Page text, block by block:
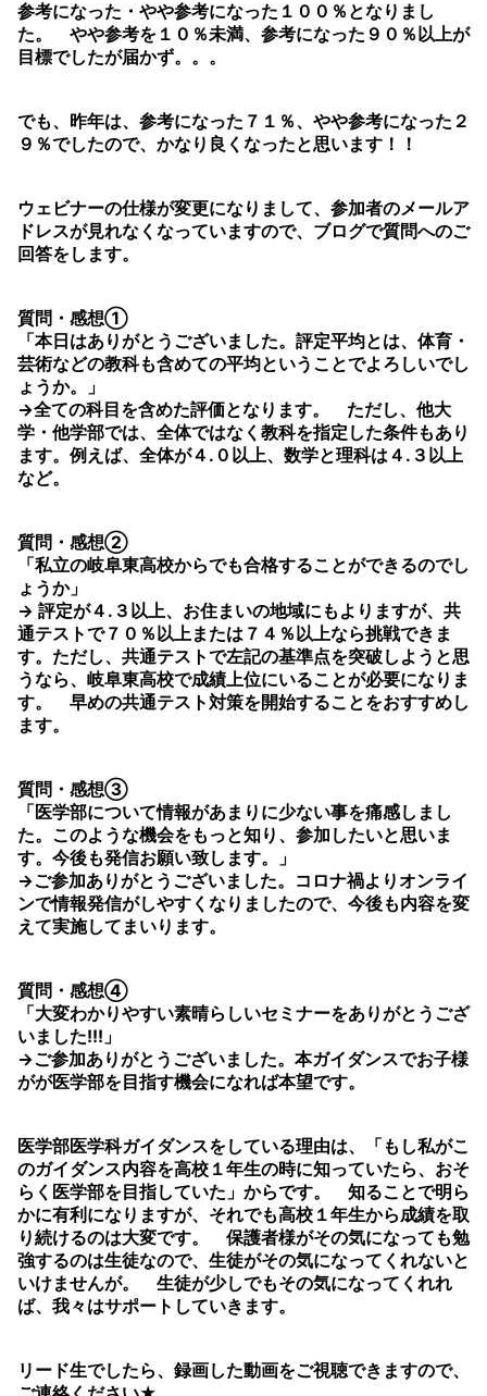
参考になった・やや参考になった１００％となりまし
た。 やや参考を１０％未満、参考になった９０％以上が
目標でしたが届かず。。。
でも、昨年は、参考になった７１％、やや参考になった２
９％でしたので、かなり良くなったと思います！！
ウェビナーの仕様が変更になりまして、参加者のメールア
ドレスが見れなくなっていますので、ブログで質問へのご
回答をします。
質問・感想①
「本日はありがとうございました。評定平均とは、体育・
芸術などの教科も含めての平均ということでよろしいでし
ょうか。」
→全ての科目を含めた評価となります。 ただし、他大
学・他学部では、全体ではなく教科を指定した条件もあり
ます。例えば、全体が４.０以上、数学と理科は４.３以上
など。
質問・感想②
「私立の岐阜東高校からでも合格することができるのでし
ょうか」
→ 評定が４.３以上、お住まいの地域にもよりますが、共
通テストで７０％以上または７４％以上なら挑戦できま
す。ただし、共通テストで左記の基準点を突破しようと思
うなら、岐阜東高校で成績上位にいることが必要になりま
す。 早めの共通テスト対策を開始することをおすすめし
ます。
質問・感想③
「医学部について情報があまりに少ない事を痛感しまし
た。このような機会をもっと知り、参加したいと思いま
す。今後も発信お願い致します。」
→ご参加ありがとうございました。コロナ禍よりオンライ
ンで情報発信がしやすくなりましたので、今後も内容を変
えて実施してまいります。
質問・感想④
「大変わかりやすい素晴らしいセミナーをありがとうござ
いました!!!」
→ご参加ありがとうございました。本ガイダンスでお子様
がが医学部を目指す機会になれば本望です。
医学部医学科ガイダンスをしている理由は、「もし私がこ
のガイダンス内容を高校１年生の時に知っていたら、おそ
らく医学部を目指していた」からです。 知ることで明ら
かに有利になりますが、それでも高校１年生から成績を取
り続けるのは大変です。 保護者様がその気になっても勉
強するのは生徒なので、生徒がその気になってくれないと
いけませんが。 生徒が少しでもその気になってくれれ
ば、我々はサポートしていきます。
リード生でしたら、録画した動画をご視聴できますので、